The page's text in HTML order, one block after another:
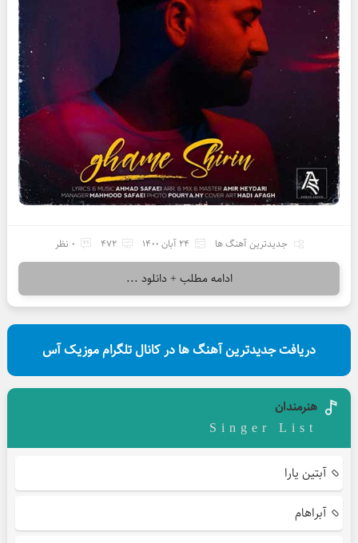
جدیدترین آهنگ ها 24 آبان 1400 472 0 نظر
ادامه مطلب + دانلود ...
دریافت جدیدترین آهنگ ها در کانال تلگرام موزیک آس
هنرمندان
Singer List
آبتین یارا
آبراهام